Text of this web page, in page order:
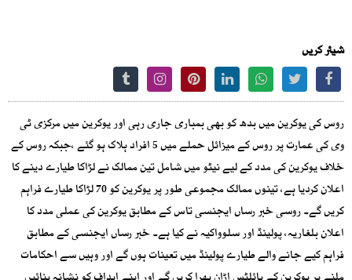
شیئر کریں
روس کی یوکرین میں بدھ کو بھی بمباری جاری رہی اور یوکرین میں مرکزی ٹی
وی کی عمارت پر روس کے میزائل حملے میں 5 افراد ہلاک ہو گئے ،جبکہ روس کے
خلاف یوکرین کی مدد کے لیے نیٹو میں شامل تین ممالک نے لڑاکا طیارے دینے کا
اعلان کردیا ہے، تینوں ممالک مجموعی طور پر یوکرین کو 70 لڑاکا طیارے فراہم
کریں گے۔ روسی خبر رساں ایجنسی تاس کے مطابق یوکرین کی عملی مدد کا
اعلان بلغاریہ، پولینڈ اور سلوواکیہ نے کیا ہے۔ خبر رساں ایجنسی کے مطابق
فراہم کیے جانے والے طیارے پولینڈ میں تعینات ہوں گے اور وہیں سے احکامات